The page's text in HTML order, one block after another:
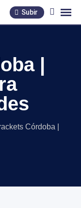
Subir
|
Córdoba |